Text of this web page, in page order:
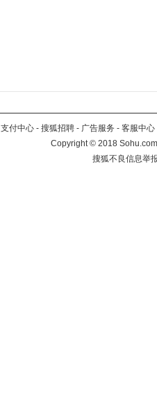
支付中心 - 搜狐招聘 - 广告服务 - 客服中心
Copyright©2018
搜狐不良信息举